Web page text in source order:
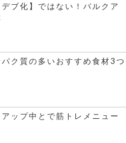
デブ化】ではない！バルクア
パク質の多いおすすめ食材3つ
ップ中とで筋トレメニュー